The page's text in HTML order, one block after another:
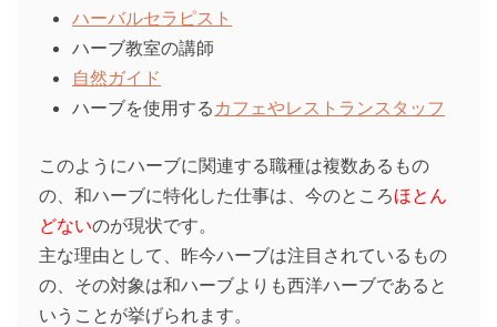
ハーバルセラピスト
ハーブ教室の講師
自然ガイド
ハーブを使用する カフェやレストランスタッフ
このようにハーブに関連する職種は複数あるもの
の、和ハーブに特化した仕事は、今のところほとん
どないのが現状です。
主な理由として、昨今ハーブは注目されているもの
の、その対象は和ハーブよりも西洋ハーブであると
いうことが挙げられます。